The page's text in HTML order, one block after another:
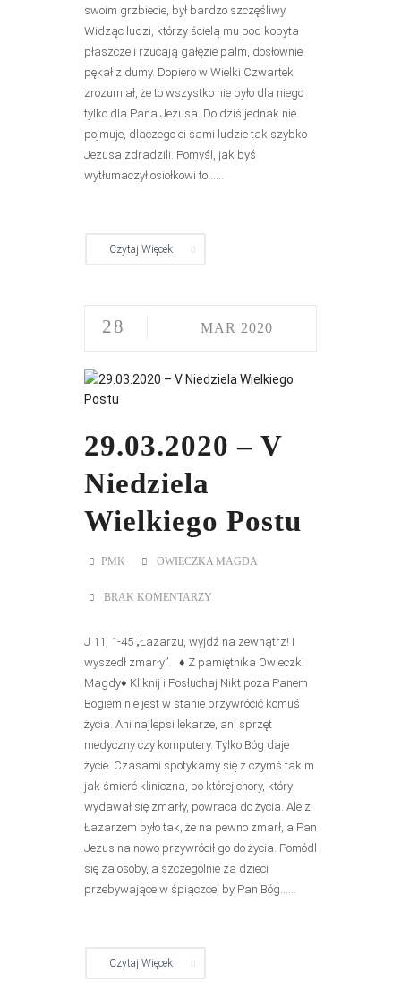
swoim grzbiecie, był bardzo szczęśliwy.
Widząc ludzi, którzy ścielą mu pod kopyta
płaszcze i rzucają gałęzie palm, dosłownie
pękał z dumy. Dopiero w Wielki Czwartek
zrozumiał, że to wszystko nie było dla niego
tylko dla Pana Jezusa. Do dziś jednak nie
pojmuje, dlaczego ci sami ludzie tak szybko
Jezusa zdradzili. Pomyśl, jak byś
wytłumaczył osiołkowi to......
Czytaj Więcek
28 MAR 2020
29.03.2020 – V
Niedziela
Wielkiego Postu
PMK OWIECZKA MAGDA
BRAK KOMENTARZY
J 11, 1-45 „Łazarzu, wyjdź na zewnątrz! I
wyszedł zmarły”. ♦ Z pamiętnika Owieczki
Magdy♦ Kliknij i Posłuchaj Nikt poza Panem
Bogiem nie jest w stanie przywrócić komuś
życia. Ani najlepsi lekarze, ani sprzęt
medyczny czy komputery. Tylko Bóg daje
życie. Czasami spotykamy się z czymś takim
jak śmierć kliniczna, po której chory, który
wydawał się zmarły, powraca do życia. Ale z
Łazarzem było tak, że na pewno zmarł, a Pan
Jezus na nowo przywrócił go do życia. Pomódl
się za osoby, a szczególnie za dzieci
przebywające w śpiączce, by Pan Bóg......
Czytaj Więcek